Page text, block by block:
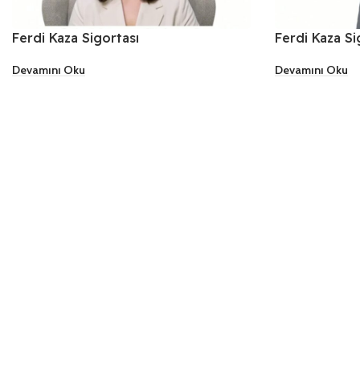
Ferdi Kaza Sigortası
Devamını Oku
Ferdi Kaza
Devamını Oku